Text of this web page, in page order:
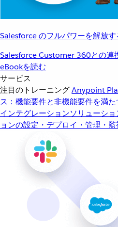
Salesforce のフルパワーを解放
Salesforce Customer 360との連
eBookを読む
サービス
注目のトレーニングAnypoint
ス：機能要件と非機能要件を満
インテグレーションソリューショ
ョンの設定・デプロイ・管理・監